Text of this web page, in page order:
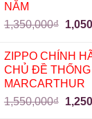
NĂM
1,350,000₫
ZIPPO CHÍNH
CHỦ ĐỀ
MARCARTHUR
1,550,000₫